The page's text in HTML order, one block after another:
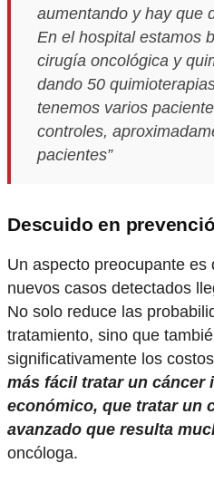
aumentando y hay que
En el hospital estamos
cirugía oncológica y
dando 50
tenemos varios
controles,
pacientes”
Descuido en
Un aspecto preocupante
nuevos casos detectados
No solo reduce las
tratamiento, sino que
significativamente los
más fácil tratar un cáncer
económico, que tratar un
avanzado que resulta
oncóloga.